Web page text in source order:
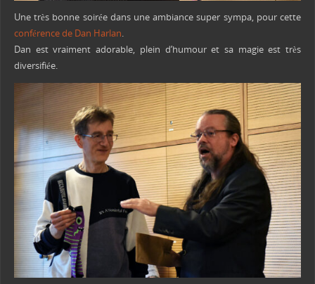
Une très bonne soirée dans une ambiance super sympa, pour cette
conférence de Dan Harlan.
Dan est vraiment adorable, plein d’humour et sa magie est très
diversifiée.